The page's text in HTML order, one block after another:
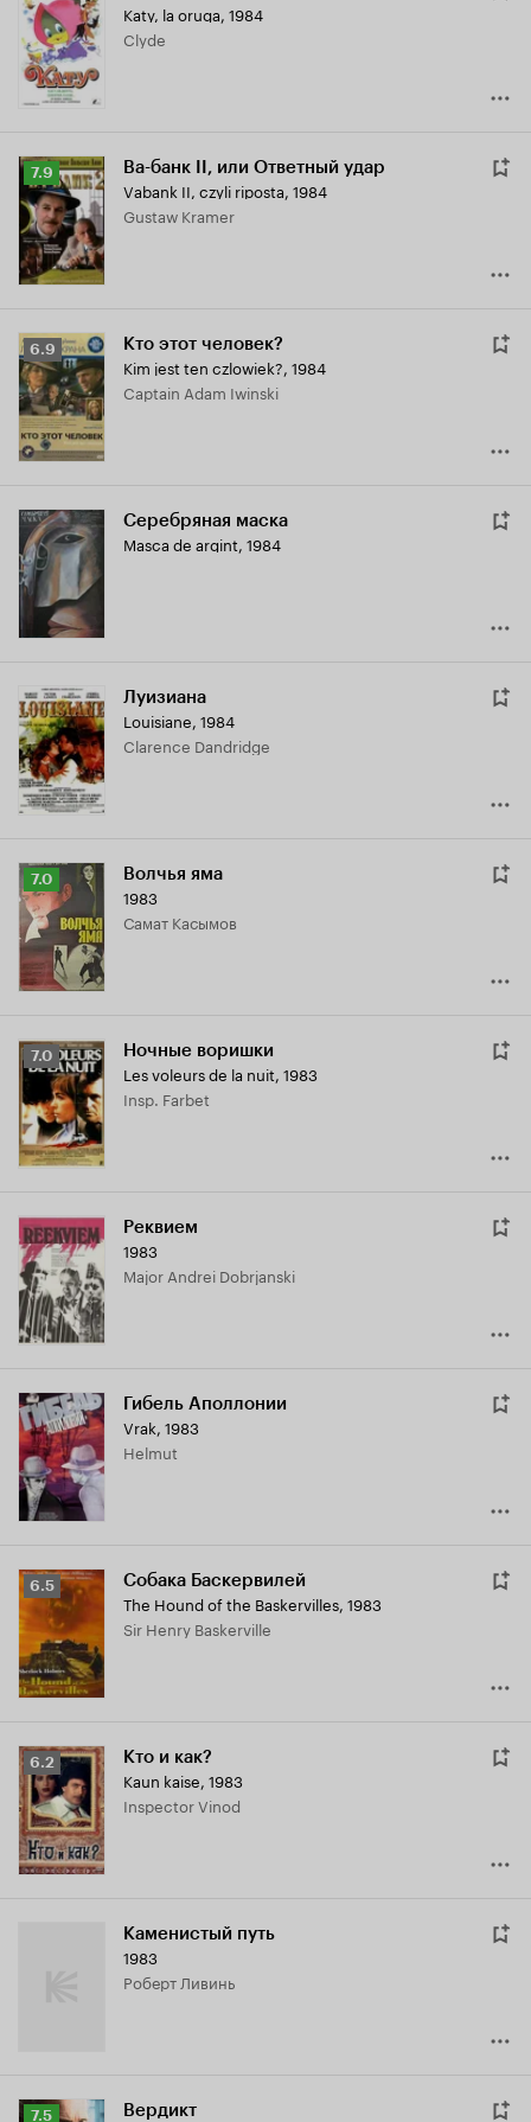
Katy, la oruga, 1984
Clyde
Рейтинг
Кинопоиска
7.9
7.9 Ва-банк II, или Ответный удар
Vabank II, czyli riposta, 1984
Gustaw Kramer
Рейтинг
Кинопоиска
6.9
6.9 Кто этот человек?
Kim jest ten czlowiek?, 1984
Captain Adam Iwinski
Серебряная маска
Masca de argint, 1984
Луизиана
Louisiane, 1984
Clarence Dandridge
Рейтинг
Кинопоиска
7.0
7.0 Волчья яма
1983
Самат Касымов
Рейтинг
Кинопоиска
7.0
7.0 Ночные воришки
Les voleurs de la nuit, 1983
Insp. Farbet
Реквием
1983
Major Andrei Dobrjanski
Гибель Аполлонии
Vrak, 1983
Helmut
Рейтинг
Кинопоиска
6.5
6.5 Собака Баскервилей
The Hound of the Baskervilles, 1983
Sir Henry Baskerville
Рейтинг
Кинопоиска
6.2
6.2 Кто и как?
Kaun kaise, 1983
Inspector Vinod
Каменистый путь
1983
Роберт Ливинь
Рейтинг
7.5 Вердикт